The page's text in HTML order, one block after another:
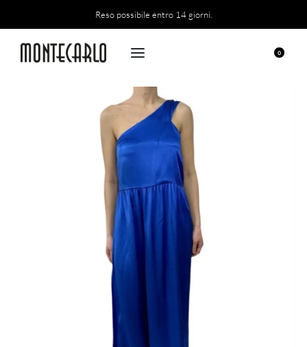
Reso possibile entro 14 giorni.
0